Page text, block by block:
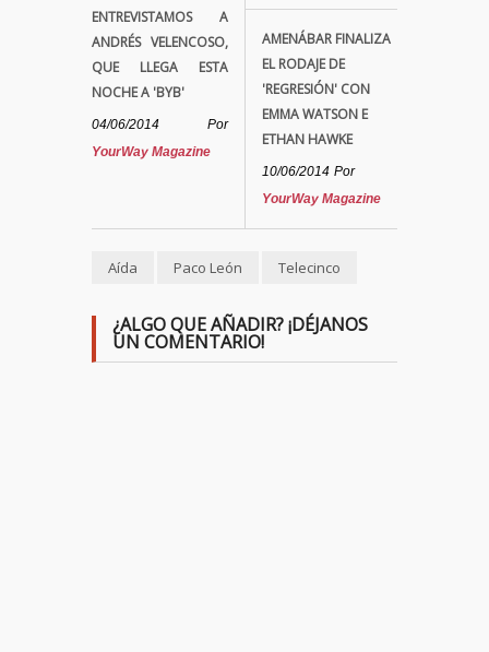
ENTREVISTAMOS A
ANDRÉS VELENCOSO,
QUE LLEGA ESTA
NOCHE A 'BYB'
04/06/2014
Por
YourWay Magazine
AMENÁBAR FINALIZA
EL RODAJE DE
'REGRESIÓN' CON
EMMA WATSON E
ETHAN HAWKE
10/06/2014 Por
YourWay Magazine
Aída Paco León Telecinco
¿ALGO QUE AÑADIR? ¡DÉJANOS
UN COMENTARIO!